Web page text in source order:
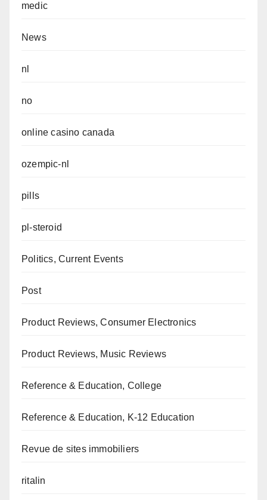
medic
News
nl
no
online casino canada
ozempic-nl
pills
pl-steroid
Politics, Current Events
Post
Product Reviews, Consumer Electronics
Product Reviews, Music Reviews
Reference & Education, College
Reference & Education, K-12 Education
Revue de sites immobiliers
ritalin